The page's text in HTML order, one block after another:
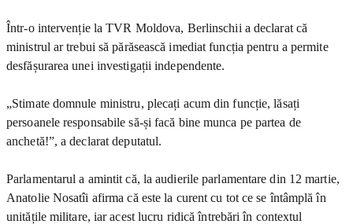
Într-o intervenție la TVR Moldova, Berlinschii a declarat că
ministrul ar trebui să părăsească imediat funcția pentru a permite
desfășurarea unei investigații independente.
„Stimate domnule ministru, plecați acum din funcție, lăsați
persoanele responsabile să-și facă bine munca pe partea de
anchetă!”, a declarat deputatul.
Parlamentarul a amintit că, la audierile parlamentare din 12 martie,
Anatolie Nosatîi afirma că este la curent cu tot ce se întâmplă în
unitățile militare, iar acest lucru ridică întrebări în contextul